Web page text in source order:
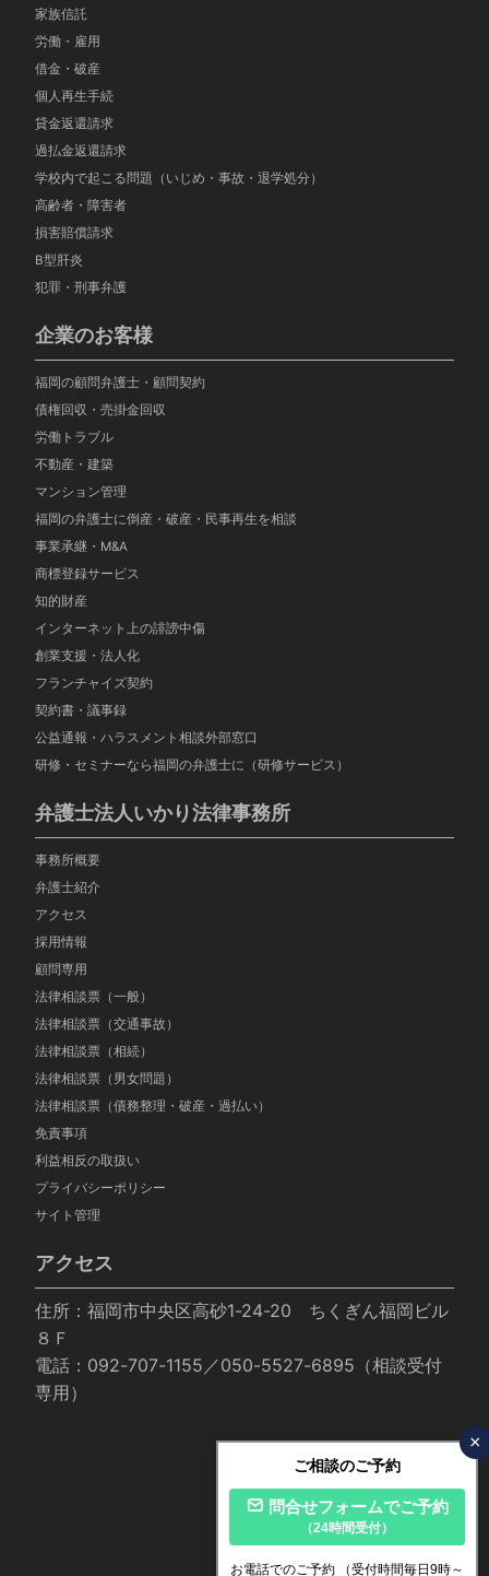
家族信託
労働・雇用
借金・破産
個人再生手続
貸金返還請求
過払金返還請求
学校内で起こる問題（いじめ・事故・退学処分）
高齢者・障害者
損害賠償請求
B型肝炎
犯罪・刑事弁護
企業のお客様
福岡の顧問弁護士・顧問契約
債権回収・売掛金回収
労働トラブル
不動産・建築
マンション管理
福岡の弁護士に倒産・破産・民事再生を相談
事業承継・M&A
商標登録サービス
知的財産
インターネット上の誹謗中傷
創業支援・法人化
フランチャイズ契約
契約書・議事録
公益通報・ハラスメント相談外部窓口
研修・セミナーなら福岡の弁護士に（研修サービス）
弁護士法人いかり法律事務所
事務所概要
弁護士紹介
アクセス
採用情報
顧問専用
法律相談票（一般）
法律相談票（交通事故）
法律相談票（相続）
法律相談票（男女問題）
法律相談票（債務整理・破産・過払い）
免責事項
利益相反の取扱い
プライバシーポリシー
サイト管理
アクセス
住所：福岡市中央区高砂1-24-20 ちくぎん福岡ビル
８Ｆ
電話：092-707-1155／050-5527-6895（相談受付
専用）
ご相談のご予約
×
問合せフォームでご予約
（24時間受付）
お電話でのご予約 （受付時間毎日9時～